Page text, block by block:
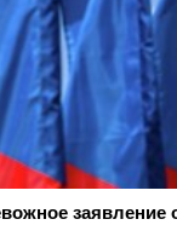
заявление